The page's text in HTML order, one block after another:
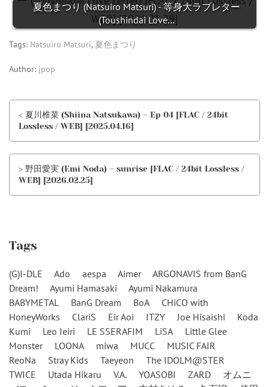
夏色まつり (Natsuiro Matsuri) - 等身大ラブレター
(Toushindai Love…
Tags: Natsuiro Matsuri, 夏色まつり
Author: jpop
< 夏川椎菜 (Shiina Natsukawa) – Ep 04 [FLAC / 24bit
Lossless / WEB] [2025.04.16]
> 野田愛実 (Emi Noda) – sunrise [FLAC / 24bit Lossless /
WEB] [2026.02.25]
Tags
(G)I-DLE Ado aespa Aimer
ARGONAVIS from BanG
Dream!
Ayumi Hamasaki
Ayumi Nakamura
BABYMETAL
BanG Dream BoA
CHiCO with
HoneyWorks
ClariS Eir Aoi ITZY Joe Hisaishi
Koda
Kumi
Leo Ieiri LE SSERAFIM LiSA
Little Glee
Monster
LOONA miwa MUCC
MUSIC FAIR
ReoNa
Stray Kids Taeyeon
The IDOLM@STER
TWICE
Utada Hikaru V.A. YOASOBI ZARD
オムニ